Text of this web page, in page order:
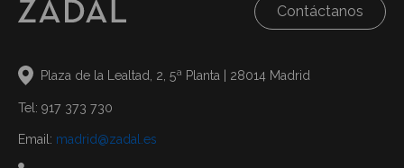
Contáctanos
Plaza de la Lealtad, 2, 5ª Planta | 28014 Madrid
Tel: 917 373 730
Email: madrid@zadal.es